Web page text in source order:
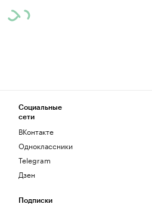
Социальные
сети
ВКонтакте
Одноклассники
Telegram
Дзен
Подписки